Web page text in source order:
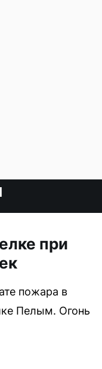
при
пожара в
Пелым. Огонь